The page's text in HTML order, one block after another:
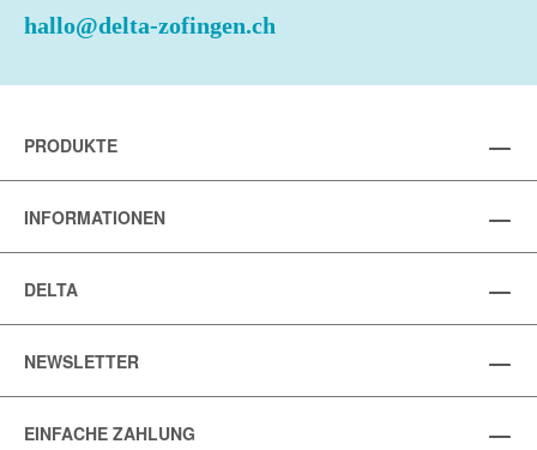
hallo@delta-zofingen.ch
PRODUKTE
INFORMATIONEN
DELTA
NEWSLETTER
EINFACHE ZAHLUNG